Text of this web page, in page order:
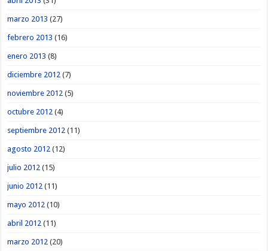
marzo 2013 (27)
febrero 2013 (16)
enero 2013 (8)
diciembre 2012 (7)
noviembre 2012 (5)
octubre 2012 (4)
septiembre 2012 (11)
agosto 2012 (12)
julio 2012 (15)
junio 2012 (11)
mayo 2012 (10)
abril 2012 (11)
marzo 2012 (20)